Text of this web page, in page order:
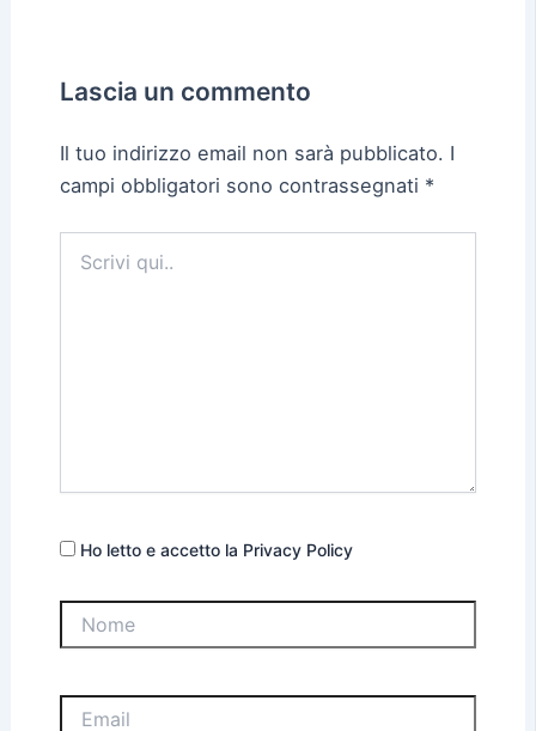
Lascia un commento
Il tuo indirizzo email non sarà pubblicato. I
campi obbligatori sono contrassegnati *
qui..
Ho letto e accetto la Privacy Policy